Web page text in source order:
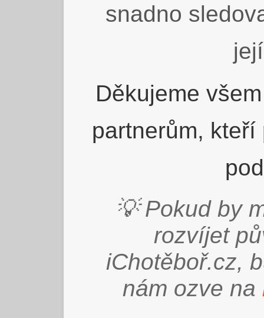
snadno
Děkujeme
partnerům,
💡 Pokud by
rozvíjet
iChotěboř.cz,
nám ozve na